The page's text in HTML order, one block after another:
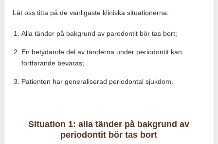
Låt oss titta på de vanligaste kliniska situationerna:
Alla tänder på bakgrund av parodontit bör tas bort;
En betydande del av tänderna under periodontit kan
fortfarande bevaras;
Patienten har generaliserad periodontal sjukdom.
Situation 1: alla tänder på bakgrund av
periodontit bör tas bort